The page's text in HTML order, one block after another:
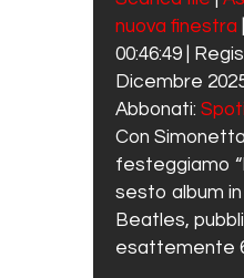
Spotify
RSS FEED
SHARE
LINK
EMBED
nuova finestra
00:46:49
Dicembre
Abbonati:
Con
festeggiamo
sesto album
Beatles,
esattemente